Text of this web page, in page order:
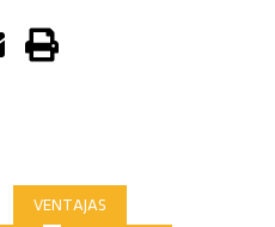
VENTAJAS